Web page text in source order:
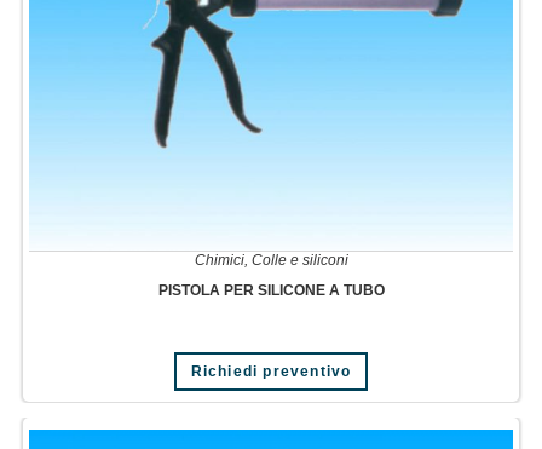
Chimici, Colle e siliconi
PISTOLA PER SILICONE A TUBO
Richiedi preventivo
Questo
ha
più
varianti.